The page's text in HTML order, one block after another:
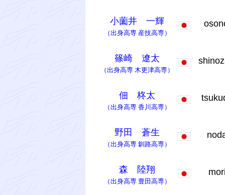
小薗井 一輝
（出身高専 産技高専）
篠崎 遼太
（出身高専 木更津高専）
佃 柊太
（出身高専 香川高専）
野田 蒼生
（出身高専 釧路高専）
森 陸翔
（出身高専 豊田高専）